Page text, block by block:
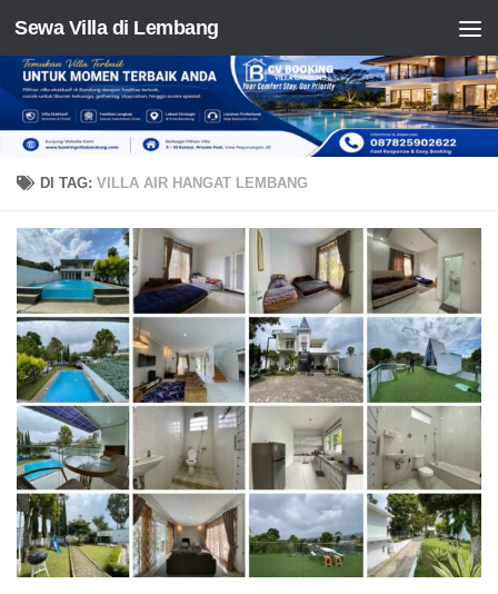
Skip to content
Sewa Villa di Lembang
DI TAG:VILLA AIR HANGAT LEMBANG